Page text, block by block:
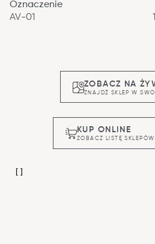
Oznaczenie
AV-01
ZOBACZ NA
ZNAJDŹ SKLEP W
KUP ONLINE
ZOBACZ LISTĘ SKLEPÓW